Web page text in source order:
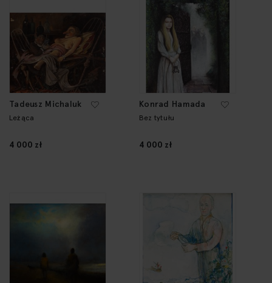
Tadeusz Michaluk
Leżąca
4 000 zł
Konrad Hamada
Bez tytułu
4 000 zł